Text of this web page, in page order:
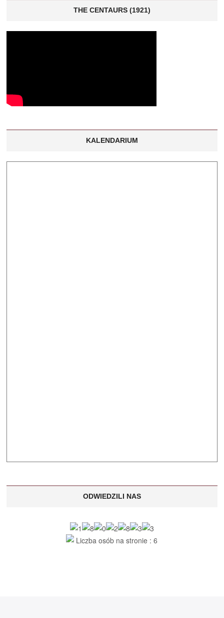
THE CENTAURS (1921)
KALENDARIUM
ODWIEDZILI NAS
Liczba osób na stronie : 6